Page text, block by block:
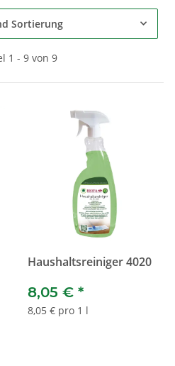
Sortierung
1 - 9 von 9
Haushaltsreiniger 4020
8,05 € *
8,05 € pro 1 l